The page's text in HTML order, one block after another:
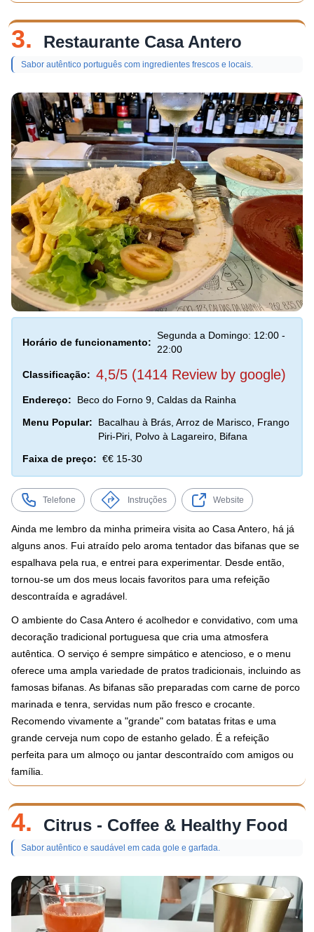
3. Restaurante Casa Antero
Sabor autêntico português com ingredientes frescos e locais.
Horário de funcionamento:
Segunda a Domingo: 12:00 -
22:00
Classificação: 4,5/5 (1414 Review by google)
Endereço:
Beco do Forno 9, Caldas da Rainha
Menu Popular:
Bacalhau à Brás, Arroz de Marisco, Frango
Piri-Piri, Polvo à Lagareiro, Bifana
Faixa de preço: €€ 15-30
Telefone Instruções Website
Ainda me lembro da minha primeira visita ao Casa Antero, há já
alguns anos. Fui atraído pelo aroma tentador das bifanas que se
espalhava pela rua, e entrei para experimentar. Desde então,
tornou-se um dos meus locais favoritos para uma refeição
descontraída e agradável.
O ambiente do Casa Antero é acolhedor e convidativo, com uma
decoração tradicional portuguesa que cria uma atmosfera
autêntica. O serviço é sempre simpático e atencioso, e o menu
oferece uma ampla variedade de pratos tradicionais, incluindo as
famosas bifanas. As bifanas são preparadas com carne de porco
marinada e tenra, servidas num pão fresco e crocante.
Recomendo vivamente a "grande" com batatas fritas e uma
grande cerveja num copo de estanho gelado. É a refeição
perfeita para um almoço ou jantar descontraído com amigos ou
família.
4. Citrus - Coffee & Healthy Food
Sabor autêntico e saudável em cada gole e garfada.